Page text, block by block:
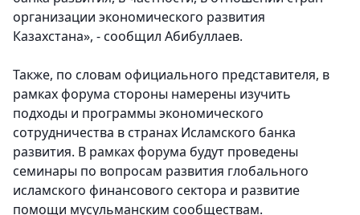
организации экономического развития
Казахстана», - сообщил Абибуллаев.
Также, по словам официального представителя, в
рамках форума стороны намерены изучить
подходы и программы экономического
сотрудничества в странах Исламского банка
развития. В рамках форума будут проведены
семинары по вопросам развития глобального
исламского финансового сектора и развитие
помощи мусульманским сообществам.